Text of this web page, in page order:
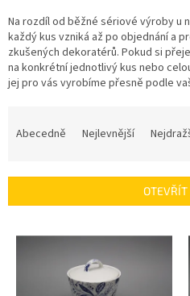
Na rozdíl od běžné sériové výroby u
každý kus vzniká až po objednání a
zkušených dekoratérů. Pokud si
na konkrétní jednotlivý kus nebo
jej pro vás vyrobíme přesně podle
í
Abecedně Nejlevnější
OTEVŘÍT